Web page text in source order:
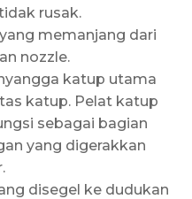
rusak.
memanjang dari
nozzle.
katup utama
katup. Pelat katup
sebagai bagian
yang digerakkan
disegel ke dudukan